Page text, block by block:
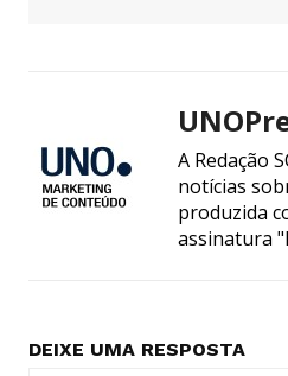
A Redação
notícias
produzida
assinatura
DEIXE UMA RESPOSTA